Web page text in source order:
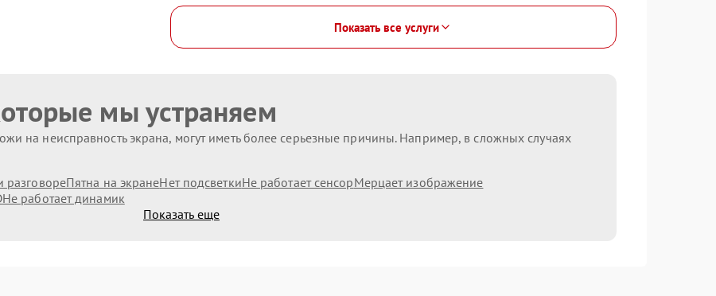
Показать все услуги
мы устраняем
на неисправность экрана, могут иметь более серьезные причины. Например, в сложных случаях
разговореПятна на экранеНет подсветкиНе работает сенсорМерцает изображение
Не работает динамик
Показать еще